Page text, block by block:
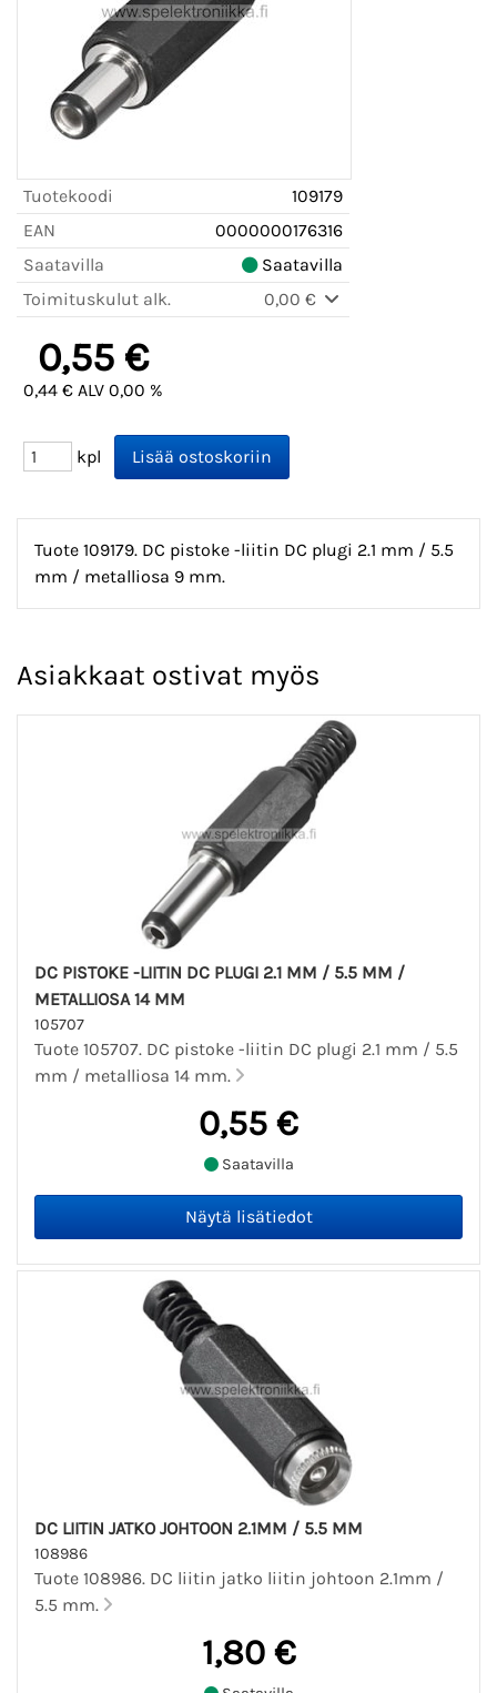
Tuotekoodi
109179
EAN
0000000176316
Saatavilla
Saatavilla
Toimituskulut alk.
0,00 €
0,55 €
0,44 € ALV 0,00 %
kpl
Tuote 109179. DC pistoke -liitin DC plugi 2.1 mm / 5.5
mm / metalliosa 9 mm.
Asiakkaat ostivat myös
DC PISTOKE -LIITIN DC PLUGI 2.1 MM / 5.5 MM /
METALLIOSA 14 MM
105707
Tuote 105707. DC pistoke -liitin DC plugi 2.1 mm / 5.5
mm / metalliosa 14 mm.
0,55 €
Saatavilla
DC LIITIN JATKO JOHTOON 2.1MM / 5.5 MM
108986
Tuote 108986. DC liitin jatko liitin johtoon 2.1mm /
5.5 mm.
1,80 €